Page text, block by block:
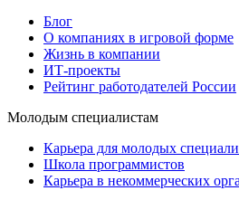
Блог
О компаниях в игровой форме
Жизнь в компании
ИТ-проекты
Рейтинг работодателей России
Молодым специалистам
Карьера для молодых
Школа программистов
Карьера в некоммерческих